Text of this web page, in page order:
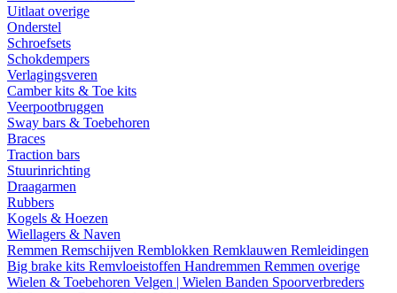
Uitlaat overige
Onderstel
Schroefsets
Schokdempers
Verlagingsveren
Camber kits & Toe kits
Veerpootbruggen
Sway bars & Toebehoren
Braces
Traction bars
Stuurinrichting
Draagarmen
Rubbers
Kogels & Hoezen
Wiellagers & Naven
Remmen Remschijven Remblokken Remklauwen Remleidingen
Big brake kits Remvloeistoffen Handremmen Remmen overige
Wielen & Toebehoren Velgen | Wielen Banden Spoorverbreders